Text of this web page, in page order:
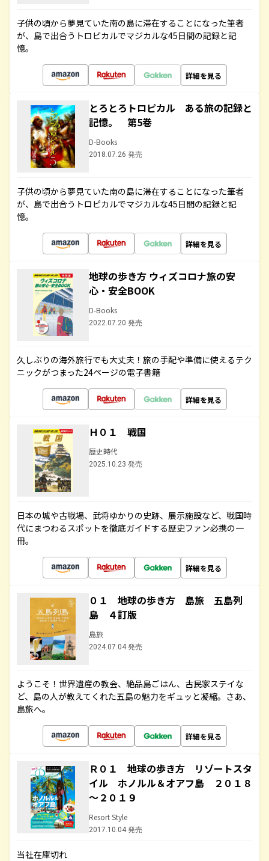
子供の頃から夢見ていた南の島に滞在することになった筆者
が、島で出合うトロピカルでマジカルな45日間の記録と記
憶。
詳細を見る
とろとろトロピカル ある旅の記録と
記憶。 第5巻
D-Books
2018.07.26 発売
子供の頃から夢見ていた南の島に滞在することになった筆者
が、島で出合うトロピカルでマジカルな45日間の記録と記
憶。
詳細を見る
地球の歩き方 ウィズコロナ旅の安
心・安全BOOK
D-Books
2022.07.20 発売
久しぶりの海外旅行でも大丈夫！旅の手配や準備に使えるテク
ニックがつまった24ページの電子書籍
詳細を見る
Ｈ０１ 戦国
歴史時代
2025.10.23 発売
日本の城や古戦場、武将ゆかりの史跡、展示施設など、戦国時
代にまつわるスポットを徹底ガイドする歴史ファン必携の一
冊。
詳細を見る
０１ 地球の歩き方 島旅 五島列
島 ４訂版
島旅
2024.07.04 発売
ようこそ！世界遺産の教会、絶品島ごはん、古民家ステイな
ど、島の人が教えてくれた五島の魅力をギュッと凝縮。さあ、
島旅へ。
詳細を見る
Ｒ０１ 地球の歩き方 リゾートスタ
イル ホノルル＆オアフ島 ２０１８
～２０１９
Resort Style
2017.10.04 発売
当社在庫切れ